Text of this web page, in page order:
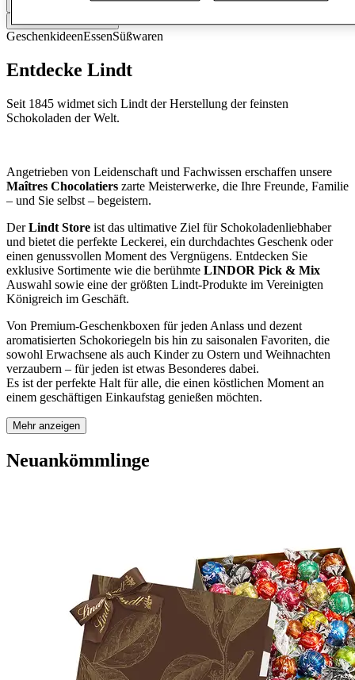
Kontaktiere den Store
GeschenkideenEssenSüßwaren
Entdecke Lindt
Seit 1845 widmet sich Lindt der Herstellung der feinsten
Schokoladen der Welt.
Angetrieben von Leidenschaft und Fachwissen erschaffen unsere
Maîtres Chocolatiers zarte Meisterwerke, die Ihre Freunde, Familie
– und Sie selbst – begeistern.
DerLindt Store ist das ultimative Ziel für Schokoladenliebhaber
und bietet die perfekte Leckerei, ein durchdachtes Geschenk oder
einen genussvollen Moment des Vergnügens. Entdecken Sie
exklusive Sortimente wie die berühmte LINDOR Pick & Mix
Auswahl sowie eine der größten Lindt-Produkte im Vereinigten
Königreich im Geschäft.
Von Premium-Geschenkboxen für jeden Anlass und dezent
aromatisierten Schokoriegeln bis hin zu saisonalen Favoriten, die
sowohl Erwachsene als auch Kinder zu Ostern und Weihnachten
verzaubern – für jeden ist etwas Besonderes dabei.
Es ist der perfekte Halt für alle, die einen köstlichen Moment an
einem geschäftigen Einkaufstag genießen möchten.
Mehr anzeigen
Neuankömmlinge